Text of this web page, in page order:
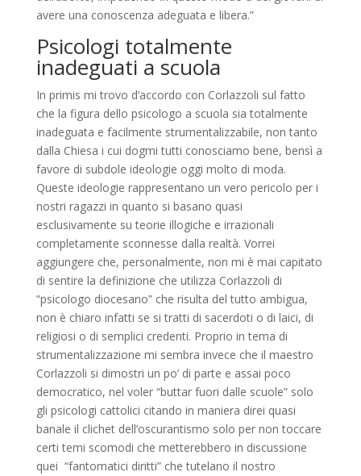
avere una conoscenza adeguata e libera.”
Psicologi totalmente
inadeguati a scuola
In primis mi trovo d’accordo con Corlazzoli sul fatto
che la figura dello psicologo a scuola sia totalmente
inadeguata e facilmente strumentalizzabile, non tanto
dalla Chiesa i cui dogmi tutti conosciamo bene, bensì a
favore di subdole ideologie oggi molto di moda.
Queste ideologie rappresentano un vero pericolo per i
nostri ragazzi in quanto si basano quasi
esclusivamente su teorie illogiche e irrazionali
completamente sconnesse dalla realtà. Vorrei
aggiungere che, personalmente, non mi è mai capitato
di sentire la definizione che utilizza Corlazzoli di
“psicologo diocesano” che risulta del tutto ambigua,
non è chiaro infatti se si tratti di sacerdoti o di laici, di
religiosi o di semplici credenti. Proprio in tema di
strumentalizzazione mi sembra invece che il maestro
Corlazzoli si dimostri un po’ di parte e assai poco
democratico, nel voler “buttar fuori dalle scuole” solo
gli psicologi cattolici citando in maniera direi quasi
banale il clichet dell’oscurantismo solo per non toccare
certi temi scomodi che metterebbero in discussione
quei “fantomatici diritti” che tutelano il nostro